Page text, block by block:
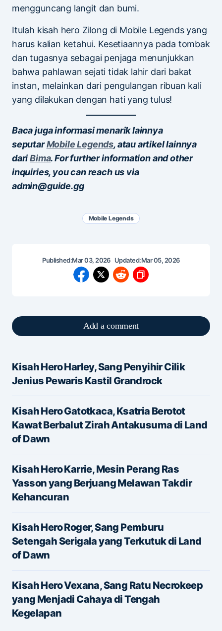
mengguncang langit dan bumi.
Itulah kisah hero Zilong di Mobile Legends yang
harus kalian ketahui. Kesetiaannya pada tombak
dan tugasnya sebagai penjaga menunjukkan
bahwa pahlawan sejati tidak lahir dari bakat
instan, melainkan dari pengulangan ribuan kali
yang dilakukan dengan hati yang tulus!
Baca juga informasi menarik lainnya
seputarMobile Legends, atau artikel lainnya
dariBima. For further information and other
inquiries, you can reach us via
admin@guide.gg
Mobile Legends
Published:Mar 03, 2026 Updated:Mar 05, 2026
Add a comment
Alamat email Anda tidak akan dipublikasikan.
Ruas yang wajib ditandai*
Message*
E-mail
Save my name and e-mail in this browser for the
next time I comment.
Kisah Hero Harley, Sang Penyihir Cilik
Jenius Pewaris Kastil Grandrock
Kisah Hero Gatotkaca, Ksatria Berotot
Kawat Berbalut Zirah Antakusuma di Land
of Dawn
Kisah Hero Karrie, Mesin Perang Ras
Yasson yang Berjuang Melawan Takdir
Kehancuran
Kisah Hero Roger, Sang Pemburu
Setengah Serigala yang Terkutuk di Land
of Dawn
Kisah Hero Vexana, Sang Ratu Necrokeep
yang Menjadi Cahaya di Tengah
Kegelapan